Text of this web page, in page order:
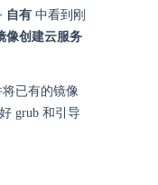
自有 中看到刚
像创建云服务
已有的镜像
grub 和引导